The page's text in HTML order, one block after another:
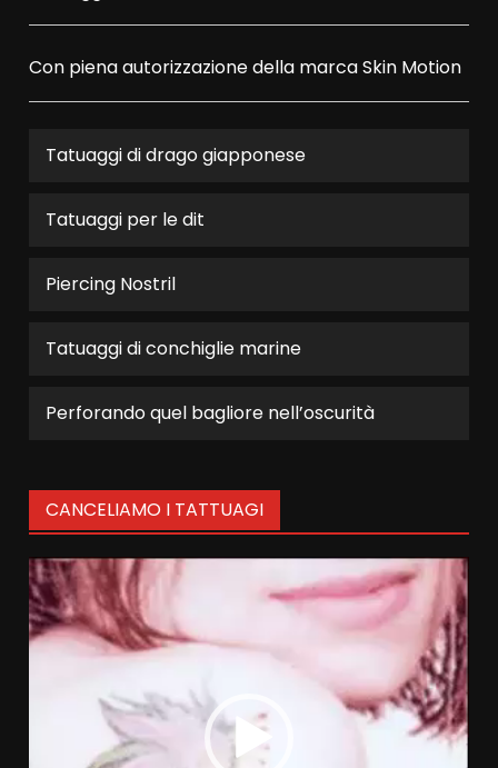
Con piena autorizzazione della marcaSkin Motion
Tatuaggi di drago giapponese
Tatuaggi per le dit
Piercing Nostril
Tatuaggi di conchiglie marine
Perforando quel bagliore nell’oscurità
CANCELIAMO I TATTUAGI
Video
Player